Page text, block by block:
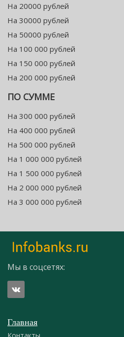
На 20000 рублей
На 30000 рублей
На 50000 рублей
На 100 000 рублей
На 150 000 рублей
На 200 000 рублей
ПО СУММЕ
На 300 000 рублей
На 400 000 рублей
На 500 000 рублей
На 1 000 000 рублей
На 1 500 000 рублей
На 2 000 000 рублей
На 3 000 000 рублей
Мы в соцсетях:
Главная